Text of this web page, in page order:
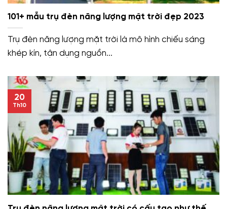
101+ mẫu trụ đèn năng lượng mặt trời đẹp 2023
Trụ đèn năng lượng mặt trời là mô hình chiếu sáng
khép kín, tận dụng nguồn...
20
Th10